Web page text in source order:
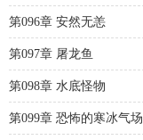
第096章 安然无恙
第097章 屠龙鱼
第098章 水底怪物
第099章 恐怖的寒冰气场